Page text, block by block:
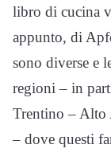
libro di cucina
appunto, di
sono diverse e
regioni – in
Trentino – Alto
– dove questi